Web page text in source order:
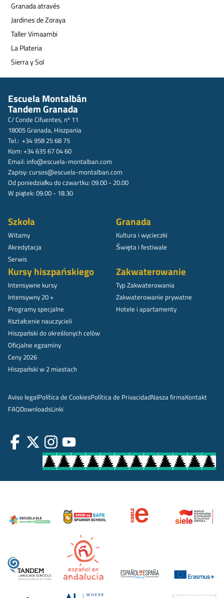
Granada através
Jardines de Zoraya
Taller Vimaambi
La Plateria
Sierra y Sol
Escuela Montalbán
Tandem Granada
C/ Conde Cifuentes, nº 11
18005 Granada, Hiszpania
Tel.: +34 958 25 68 75
Kom: +34 635 67 04 60
Email: info@escuela-montalban.com
Zapisy: cursos@escuela-montalban.com
Od poniedziałku do czwartku: 09.00 - 20.00
W piątek: 09.00 - 18.30
Szkoła
Witamy
Akredytacja
Serwis
Granada
Kultura i wycieczki
Święta i festiwale
Kursy hiszpańskiego
Intensywne kursy
Intensywny 20 +
Programy specjalne
Kształcenie nauczycieli
Hiszpański do określonych celów
Oficjalne egzaminy
Ceny 2026
Hiszpański w 2 miastach
Zakwaterowanie
Typ Zakwaterowania
Zakwaterowanie prywatne
Hotele i apartamenty
Aviso legalPolítica de CookiesPolítica de PrivacidadNasza firmaKontakt
FAQDownloadsLinki